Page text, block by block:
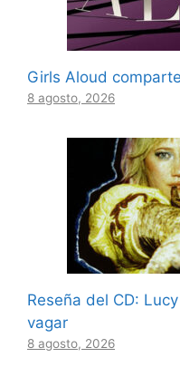
Girls Aloud
8 agosto, 2026
Reseña del CD:
vagar
8 agosto, 2026